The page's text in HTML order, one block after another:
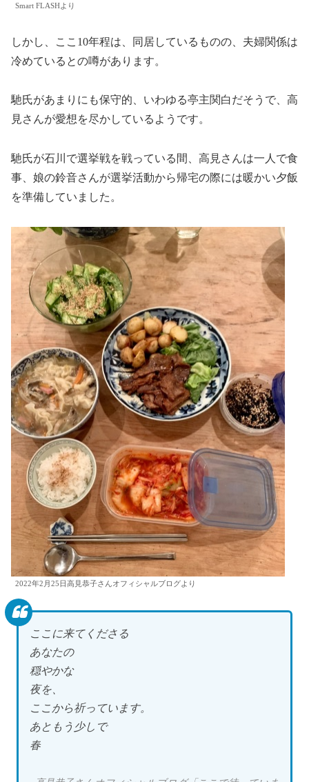
Smart FLASHより
しかし、ここ10年程は、同居しているものの、夫婦関係は
冷めているとの噂があります。
馳氏があまりにも保守的、いわゆる亭主関白だそうで、高
見さんが愛想を尽かしているようです。
馳氏が石川で選挙戦を戦っている間、高見さんは一人で食
事、娘の鈴音さんが選挙活動から帰宅の際には暖かい夕飯
を準備していました。
2022年2月25日高見恭子さんオフィシャルブログより
ここに来てくださる
あなたの
穏やかな
夜を、
ここから祈っています。
あともう少しで
春